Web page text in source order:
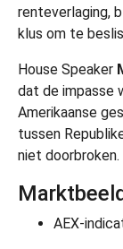
renteverlaging,
klus om te
House Speaker
dat de impasse
Amerikaanse
tussen
niet doorbroken.
AEX-